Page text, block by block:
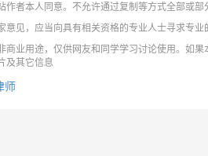
作者本人同意。不允许通过复制等方式全部或部
见，应当向具有相关资格的专业人士寻求专业
商业用途，仅供网友和同学学习讨论使用。如
及其它信息
师